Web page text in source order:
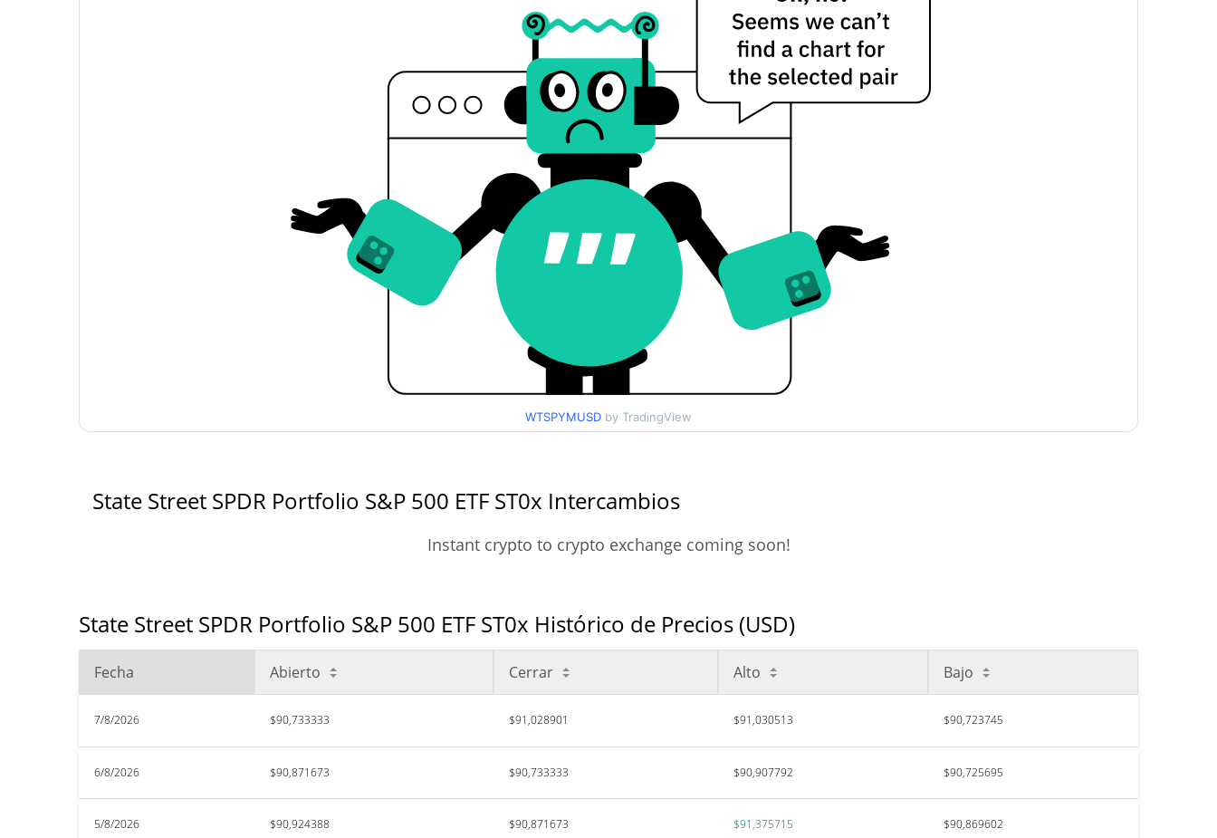
WTSPYMUSD by TradingView
State Street SPDR Portfolio S&P 500 ETF ST0x Intercambios
Instant crypto to crypto exchange coming soon!
State Street SPDR Portfolio S&P 500 ETF ST0x Histórico de Precios (USD)
Fecha Abierto Cerrar Alto Bajo
7/8/2026 $90,733333 $91,028901 $91,030513 $90,723745
6/8/2026 $90,871673 $90,733333 $90,907792 $90,725695
5/8/2026 $90,924388 $90,871673 $91,375715 $90,869602